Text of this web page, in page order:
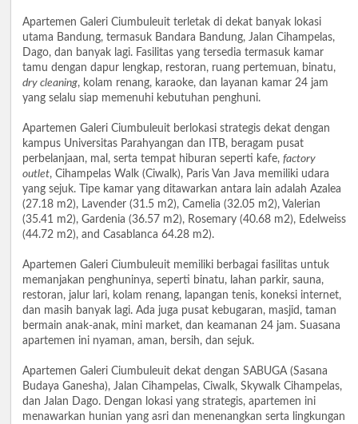
Apartemen Galeri Ciumbuleuit terletak di dekat banyak lokasi
utama Bandung, termasuk Bandara Bandung, Jalan Cihampelas,
Dago, dan banyak lagi. Fasilitas yang tersedia termasuk kamar
tamu dengan dapur lengkap, restoran, ruang pertemuan, binatu,
dry cleaning, kolam renang, karaoke, dan layanan kamar 24 jam
yang selalu siap memenuhi kebutuhan penghuni.
Apartemen Galeri Ciumbuleuit berlokasi strategis dekat dengan
kampus Universitas Parahyangan dan ITB, beragam pusat
perbelanjaan, mal, serta tempat hiburan seperti kafe, factory
outlet, Cihampelas Walk (Ciwalk), Paris Van Java memiliki udara
yang sejuk. Tipe kamar yang ditawarkan antara lain adalah Azalea
(27.18 m2), Lavender (31.5 m2), Camelia (32.05 m2), Valerian
(35.41 m2), Gardenia (36.57 m2), Rosemary (40.68 m2), Edelweiss
(44.72 m2), and Casablanca 64.28 m2).
Apartemen Galeri Ciumbuleuit memiliki berbagai fasilitas untuk
memanjakan penghuninya, seperti binatu, lahan parkir, sauna,
restoran, jalur lari, kolam renang, lapangan tenis, koneksi internet,
dan masih banyak lagi. Ada juga pusat kebugaran, masjid, taman
bermain anak-anak, mini market, dan keamanan 24 jam. Suasana
apartemen ini nyaman, aman, bersih, dan sejuk.
Apartemen Galeri Ciumbuleuit dekat dengan SABUGA (Sasana
Budaya Ganesha), Jalan Cihampelas, Ciwalk, Skywalk Cihampelas,
dan Jalan Dago. Dengan lokasi yang strategis, apartemen ini
menawarkan hunian yang asri dan menenangkan serta lingkungan